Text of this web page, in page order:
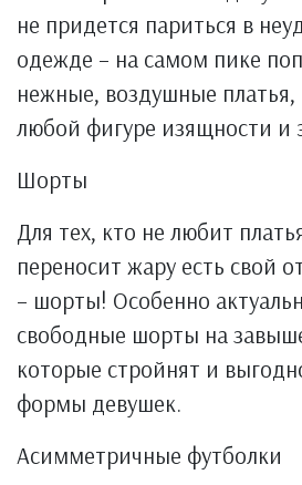
не придется париться в
одежде – на самом пике
нежные, воздушные
любой фигуре изящности и
Шорты
Для тех, кто не любит
переносит жару есть свой
– шорты! Особенно
свободные шорты на
которые стройнят и
формы девушек.
Асимметричные футболки